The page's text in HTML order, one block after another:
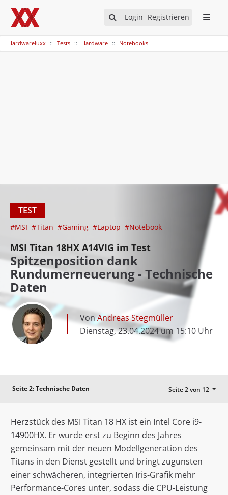
Login Registrieren
Hardwareluxx Tests Hardware Notebooks
TEST
#MSI #Titan #Gaming #Laptop #Notebook
MSI Titan 18HX A14VIG im Test
Spitzenposition dank
Rundumerneuerung - Technische
Daten
VonAndreas Stegmüller
Dienstag, 23.04.2024 um 15:10 Uhr
Seite 2:Technische Daten Seite 2 von 12
Herzstück des MSI Titan 18 HX ist ein Intel Core i9-
14900HX. Er wurde erst zu Beginn des Jahres
gemeinsam mit der neuen Modellgeneration des
Titans in den Dienst gestellt und bringt zugunsten
einer schwächeren, integrierten Iris-Grafik mehr
Performance-Cores unter, sodass die CPU-Leistung